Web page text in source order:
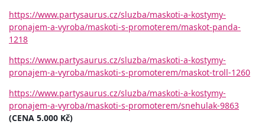
https://www.partysaurus.cz/sluzba/maskoti-a-kostymy-
pronajem-a-vyroba/maskoti-s-promoterem/maskot-panda-
1218
https://www.partysaurus.cz/sluzba/maskoti-a-kostymy-
pronajem-a-vyroba/maskoti-s-promoterem/maskot-troll-1260
https://www.partysaurus.cz/sluzba/maskoti-a-kostymy-
pronajem-a-vyroba/maskoti-s-promoterem/snehulak-9863
(CENA 5.000 Kč)